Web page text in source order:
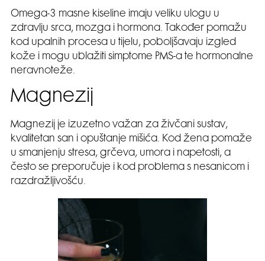
Omega-3 masne kiseline imaju veliku ulogu u
zdravlju srca, mozga i hormona. Također pomažu
kod upalnih procesa u tijelu, poboljšavaju izgled
kože i mogu ublažiti simptome PMS-a te hormonalne
neravnoteže.
Magnezij
Magnezij je izuzetno važan za živčani sustav,
kvalitetan san i opuštanje mišića. Kod žena pomaže
u smanjenju stresa, grčeva, umora i napetosti, a
često se preporučuje i kod problema s nesanicom i
razdražljivošću.